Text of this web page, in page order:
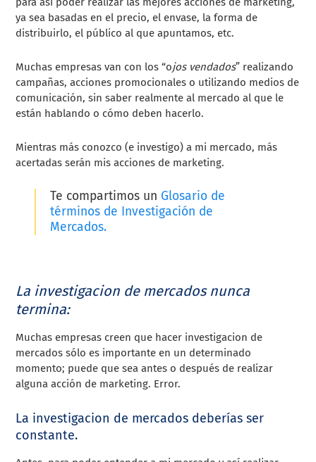
ya sea basadas en el precio, el envase, la forma de
distribuirlo, el público al que apuntamos, etc.
Muchas empresas van con los “ojos vendados” realizando
campañas, acciones promocionales o utilizando medios de
comunicación, sin saber realmente al mercado al que le
están hablando o cómo deben hacerlo.
Mientras más conozco (e investigo) a mi mercado, más
acertadas serán mis acciones de marketing.
Te compartimos un Glosario de
términos de Investigación de
Mercados.
La investigacion de mercados nunca
termina:
Muchas empresas creen que hacer investigacion de
mercados sólo es importante en un determinado
momento; puede que sea antes o después de realizar
alguna acción de marketing. Error.
La investigacion de mercados deberías ser
constante.